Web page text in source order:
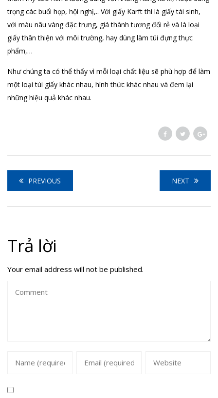
trọng các buổi họp, hội nghị,.. Với giấy Karft thì là giấy tái sinh,
với màu nâu vàng đặc trưng, giá thành tương đối rẻ và là loại
giấy thân thiện với môi trường, hay dùng làm túi đựng thực
phẩm,…
Như chúng ta có thể thấy vì mỗi loại chất liệu sẽ phù hợp để làm
một loại túi giấy khác nhau, hình thức khác nhau và đem lại
những hiệu quả khác nhau.
PREVIOUS NEXT
Trả lời
Your email address will not be published.